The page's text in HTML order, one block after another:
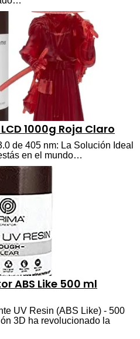
1000g Roja Claro
de 405 nm: La Solución Ideal
en el mundo…
ABS Like 500 ml
UV Resin (ABS Like) - 500
3D ha revolucionado la